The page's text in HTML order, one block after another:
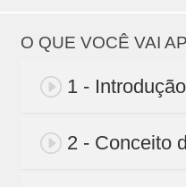
O QUE VOCÊ VAI
1 - Introdução
2 - Conceito